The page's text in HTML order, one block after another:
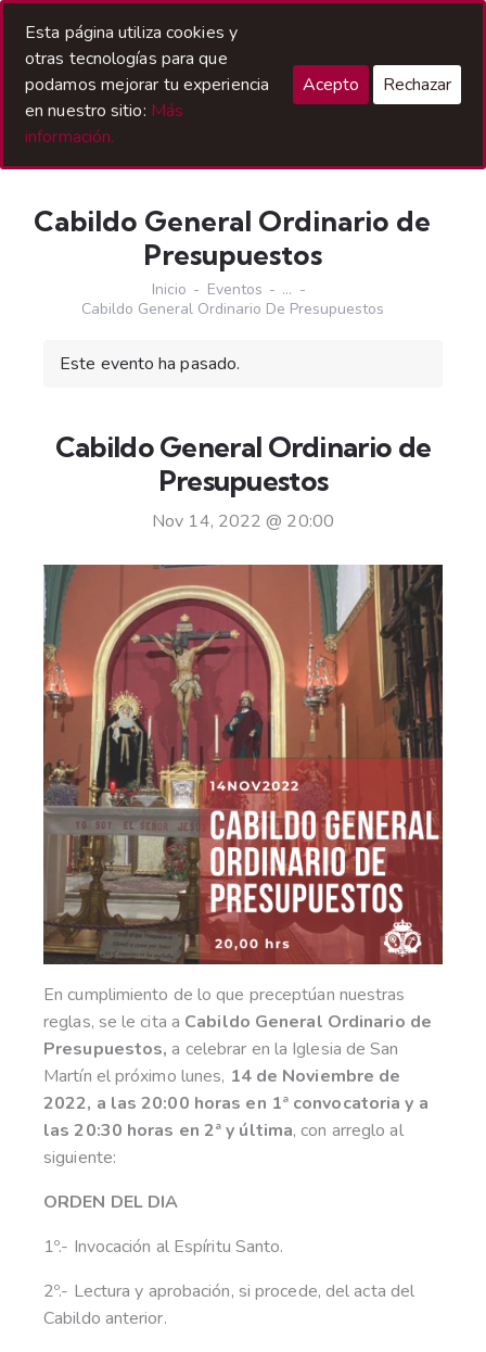
Cabildo General Ordinario de
Presupuestos
Inicio Eventos
...
Cabildo General Ordinario De Presupuestos
Este evento ha pasado.
Cabildo General Ordinario de
Presupuestos
Nov 14, 2022 @ 20:00
En cumplimiento de lo que preceptúan nuestras
reglas, se le cita a Cabildo General Ordinario de
Presupuestos, a celebrar en la Iglesia de San
Martín el próximo lunes, 14 de Noviembre de
2022, a las 20:00 horas en 1ª convocatoria y a
las 20:30 horas en 2ª y última, con arreglo al
siguiente:
ORDEN DEL DIA
1º.- Invocación al Espíritu Santo.
2º.- Lectura y aprobación, si procede, del acta del
Cabildo anterior.
Esta página utiliza cookies y
otras tecnologías para que
podamos mejorar tu experiencia
en nuestro sitio: Más
información.
Acepto Rechazar